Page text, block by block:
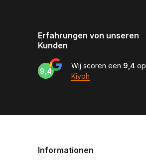
Erfahrungen von unseren
Kunden
9,4
Wij scoren een 9,4 op
Kiyoh
Informationen